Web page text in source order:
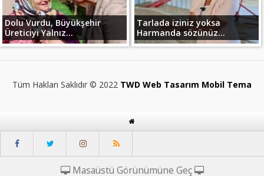
Dolu Vurdu, Büyükşehir
Üreticiyi Yalnız...
Tarlada iziniz yoksa
Harmanda sözünüz...
Tüm Hakları Saklıdır © 2022 TWD Web Tasarım Mobil Tema
Masaüstü Görünümüne Geç